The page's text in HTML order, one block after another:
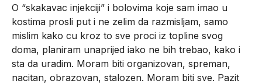
O “skakavac injekciji” i bolovima koje sam imao u
kostima prosli put i ne zelim da razmisljam, samo
mislim kako cu kroz to sve proci iz topline svog
doma, planiram unaprijed iako ne bih trebao, kako i
sta da uradim. Moram biti organizovan, spreman,
nacitan, obrazovan, stalozen. Moram biti sve. Pazit